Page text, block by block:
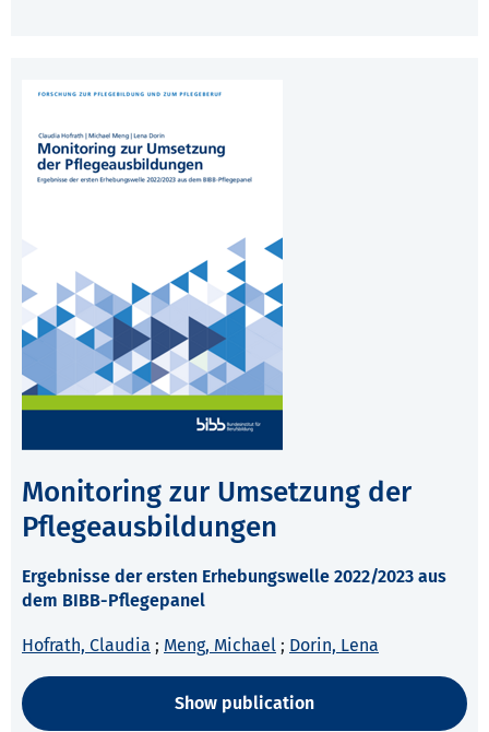
Monitoring zur Umsetzung der
Pflegeausbildungen
Ergebnisse der ersten Erhebungswelle 2022/2023 aus
dem BIBB-Pflegepanel
Hofrath, Claudia ; Meng, Michael ; Dorin, Lena
Show publication